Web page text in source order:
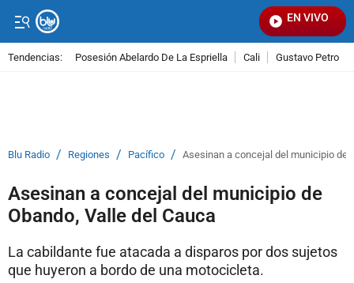
EN VIVO
Tendencias: Posesión Abelardo De La Espriella Cali Gustavo Petro
Blu Radio / Regiones / Pacífico / Asesinan a concejal del municipio de
Asesinan a concejal del municipio de
Obando, Valle del Cauca
La cabildante fue atacada a disparos por dos sujetos
que huyeron a bordo de una motocicleta.